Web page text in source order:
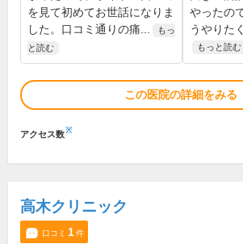
を見て初めてお世話になりま
した。口コミ通りの痛...
もっ
と読む
やったの
うやりた
もっと読む
この医院の詳細をみる
アクセス数※
高木クリニック
口コミ 1件